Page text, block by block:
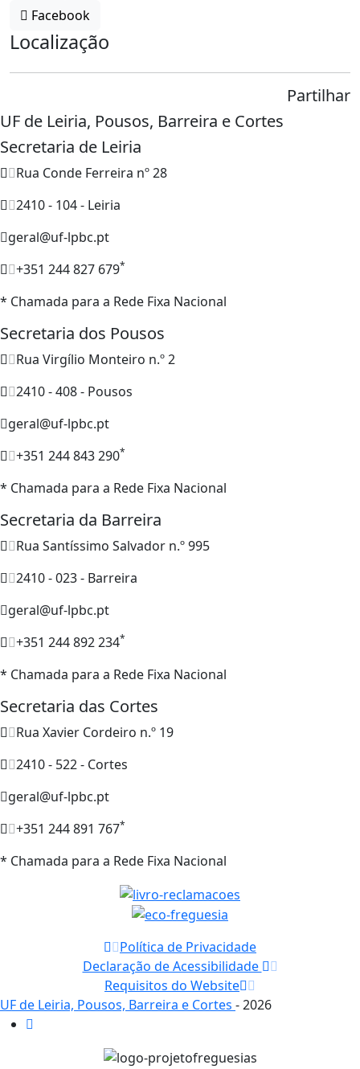
Facebook
Localização
Partilhar
UF de Leiria, Pousos, Barreira e Cortes
Secretaria de Leiria
Rua Conde Ferreira nº 28
2410 - 104 - Leiria
geral@uf-lpbc.pt
+351 244 827 679*
* Chamada para a Rede Fixa Nacional
Secretaria dos Pousos
Rua Virgílio Monteiro n.º 2
2410 - 408 - Pousos
geral@uf-lpbc.pt
+351 244 843 290*
* Chamada para a Rede Fixa Nacional
Secretaria da Barreira
Rua Santíssimo Salvador n.º 995
2410 - 023 - Barreira
geral@uf-lpbc.pt
+351 244 892 234*
* Chamada para a Rede Fixa Nacional
Secretaria das Cortes
Rua Xavier Cordeiro n.º 19
2410 - 522 - Cortes
geral@uf-lpbc.pt
+351 244 891 767*
* Chamada para a Rede Fixa Nacional
Política de Privacidade
Declaração de Acessibilidade
Requisitos do Website
UF de Leiria, Pousos, Barreira e Cortes - 2026